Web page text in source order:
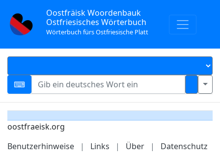
Oostfräisk Woordenbauk
Ostfriesisches Wörterbuch
Wörterbuch fürs Ostfriesische Platt
oostfraeisk.org
Benutzerhinweise
| Links | Über | Datenschutz